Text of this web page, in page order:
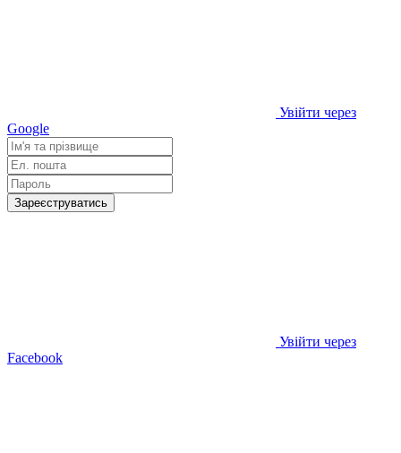
Увійти через
Google
Зареєструватись
Увійти через
Facebook